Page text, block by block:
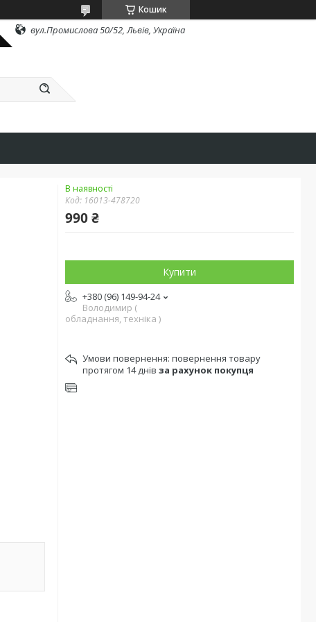
Кошик
вул.Промислова 50/52, Львів, Україна
В наявності
Код: 16013-478720
990 ₴
Купити
+380 (96) 149-94-24
Володимир (
обладнання, техніка )
повернення товару
протягом 14 днів за рахунок покупця